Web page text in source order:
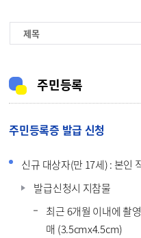
제목
주민등록
주민등록증 발급 신청
신규 대상자(만 17세) : 본인
발급신청시 지참물
최근 6개월 이내에 촬
매 (3.5cmx4.5cm)